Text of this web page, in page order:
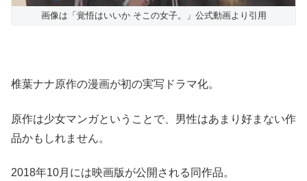
画像は「覚悟はいいか そこの女子。」公式動画より引用
椎葉ナナ原作の漫画が初の実写ドラマ化。
原作は少女マンガということで、男性はあまり好まない作
品かもしれません。
2018年10月には映画版が公開される同作品。